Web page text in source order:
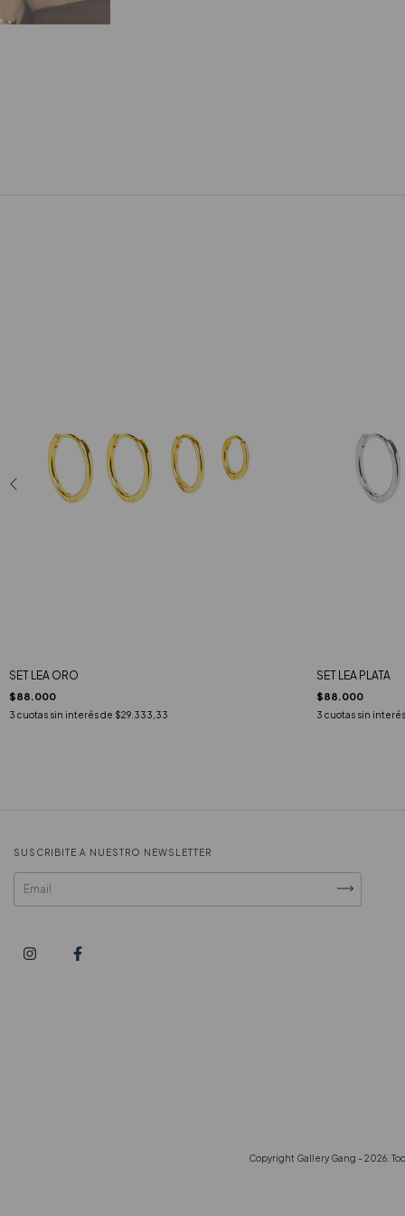
SET LEA ORO
$88.000
3 cuotas sin interés de $29.333,33
SET LEA PLATA
$88.000
3 cuotas sin
SUSCRIBITE A NUESTRO NEWSLETTER
Copyright Gallery Gang - 2026.